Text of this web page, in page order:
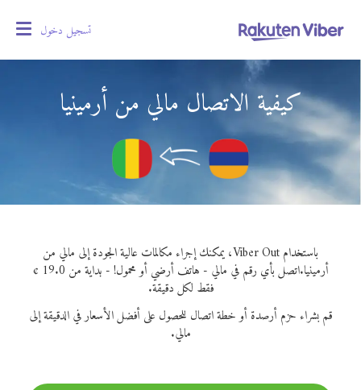
تسجيل دخول
كيفية الاتصال مالي من أرمينيا
باستخدام Viber Out، يمكنك إجراء مكالمات عالية الجودة إلى مالي من
أرمينيا.
اتصل بأي رقم في مالي - هاتف أرضي أو محمول! - بداية من 19.0 ¢
فقط لكل دقيقة.
قم بشراء حزم أرصدة أو خطة اتصال للحصول على أفضل الأسعار في الدقيقة إلى
مالي.